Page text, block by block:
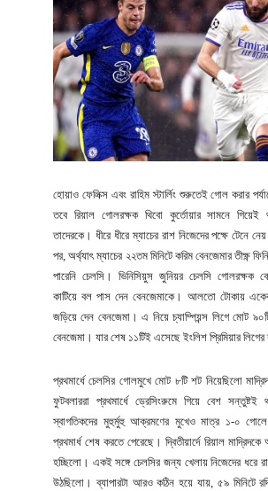
হোয়াও ফেলিক্স এবং রাহিম স্টার্লিং শুরুতেই গোল করার
তবে রিয়াল গোলরক্ষক থিবো কুর্তোয়ার সামনে
তাদেরকে। ধীরে ধীরে ম্যাচের রাশ নিজেদের পক্ষে টেনে
পর, অর্থ্যাৎ ম্যাচের ২২তম মিনিটে করিম বেনজেমার তীক্ষ্ণ
পারেনি চেলসি। ভিনিসিয়ুস জুনিয়র চেলসি গোলরক্ষক
কাটিয়ে বল পাস দেন বেনজেমাকে। আলতো টোকায়
জড়িয়ে দেন বেনজেমা। এ নিয়ে চ্যাম্পিয়ন্স লিগে মোট
বেনজেমা। যার শেষ ১১টিই এসেছে ইংলিশ প্রিমিয়ার লিগের
প্রথমার্ধে চেলসির গোলমুখে মোট ৮টি শট নিয়েছিলো
ফুটবলাররা প্রথমার্ধে ড্রেসিংরুমে গিয়ে বেশ সন্তুষ্টই
স্বাগতিকদের মুহুর্মুহু আক্রমণের মুখেও মাত্র ১-০ গোলে
প্রথমার্ধ শেষ করতে পেরেছে। দ্বিতীয়ার্দে রিয়াল
হচ্ছিলো। একই সঙ্গে চেলসির জন্য খেলায় নিজেদের ধরে
উঠছিলো। ব্যাপারটা আরও কঠিন হয়ে যায়, ৫৯ মিনিটে